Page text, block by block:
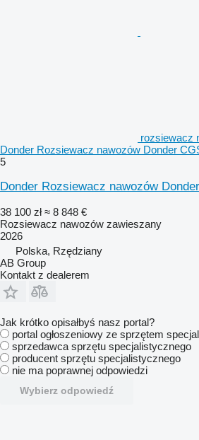
rozsiewacz
Donder Rozsiewacz nawozów Donder
5
Donder Rozsiewacz nawozów
38 100 zł ≈ 8 848 €
Rozsiewacz nawozów zawieszany
2026
Polska, Rzędziany
AB Group
Kontakt z dealerem
Jak krótko opisałbyś nasz portal?
portal ogłoszeniowy ze sprzętem
sprzedawca sprzętu specjalistycznego
producent sprzętu specjalistycznego
nie ma poprawnej odpowiedzi
Wybierz odpowiedź